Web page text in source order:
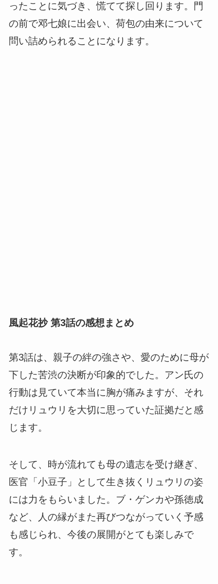
ったことに気づき、慌てて探し回ります。門
の前で邓七娘に出会い、荷包の由来について
問い詰められることになります。
風起花抄 第3話の感想まとめ
第3話は、親子の絆の強さや、愛のために母が
下した苦渋の決断が印象的でした。アン氏の
行動は見ていて本当に胸が痛みますが、それ
だけリュウリを大切に思っていた証拠だと感
じます。
そして、時が流れても母の遺志を受け継ぎ、
医官「小豆子」として生き抜くリュウリの姿
には力をもらいました。ブ・ゲンカや孫徳成
など、人の縁がまた再びつながっていく予感
も感じられ、今後の展開がとても楽しみで
す。